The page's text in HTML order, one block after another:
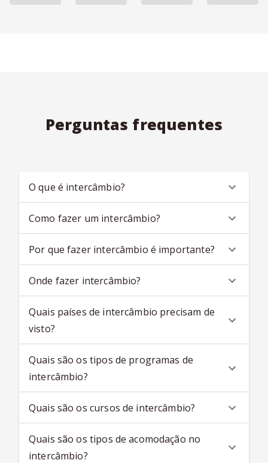
Perguntas frequentes
O que é intercâmbio?
Como fazer um intercâmbio?
Por que fazer intercâmbio é importante?
Onde fazer intercâmbio?
Quais países de intercâmbio precisam de
visto?
Quais são os tipos de programas de
intercâmbio?
Quais são os cursos de intercâmbio?
Quais são os tipos de acomodação no
intercâmbio?